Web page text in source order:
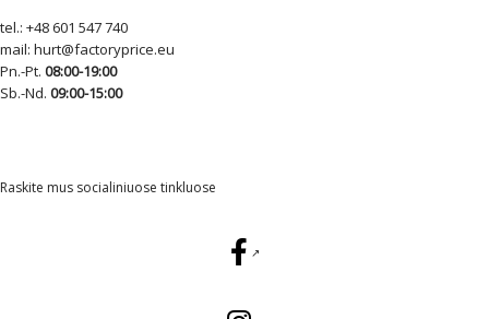
tel.: +48 601 547 740
mail: hurt@factoryprice.eu
Pn.-Pt. 08:00-19:00
Sb.-Nd. 09:00-15:00
Raskite mus socialiniuose tinkluose